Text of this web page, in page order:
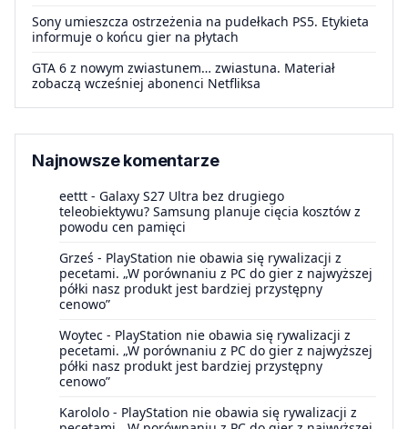
Sony umieszcza ostrzeżenia na pudełkach PS5. Etykieta
informuje o końcu gier na płytach
GTA 6 z nowym zwiastunem… zwiastuna. Materiał
zobaczą wcześniej abonenci Netfliksa
Najnowsze komentarze
eettt - Galaxy S27 Ultra bez drugiego
teleobiektywu? Samsung planuje cięcia kosztów z
powodu cen pamięci
Grześ - PlayStation nie obawia się rywalizacji z
pecetami. „W porównaniu z PC do gier z najwyższej
półki nasz produkt jest bardziej przystępny
cenowo”
Woytec - PlayStation nie obawia się rywalizacji z
pecetami. „W porównaniu z PC do gier z najwyższej
półki nasz produkt jest bardziej przystępny
cenowo”
Karololo - PlayStation nie obawia się rywalizacji z